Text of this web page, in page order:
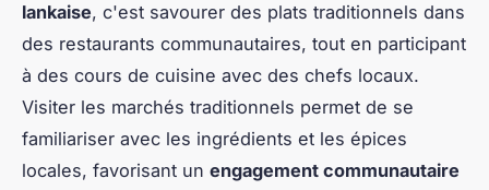
lankaise, c'est savourer des plats traditionnels dans
des restaurants communautaires, tout en participant
à des cours de cuisine avec des chefs locaux.
Visiter les marchés traditionnels permet de se
familiariser avec les ingrédients et les épices
locales, favorisant un engagement communautaire